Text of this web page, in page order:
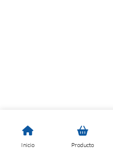
Inicio Producto